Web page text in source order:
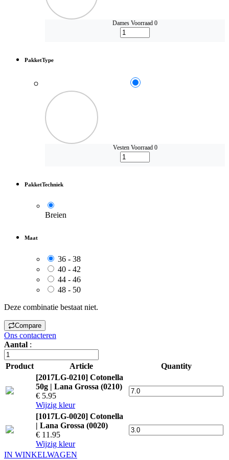
Dames Voorraad 0
PakketType
Vesten Voorraad 0
PakketTechniek
Breien
Maat
36 - 38
40 - 42
44 - 46
48 - 50
Deze combinatie bestaat niet.
Compare
Ons contacteren
Aantal :
Product Article
Quantity
[2017LG-0210] Cotonella
50g | Lana Grossa (0210)
€ 5.95
Wijzig kleur
[1017LG-0020] Cotonella
| Lana Grossa (0020)
€ 11.95
Wijzig kleur
IN WINKELWAGEN